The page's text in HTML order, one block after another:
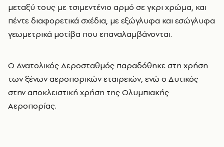
μεταξύ τους με τσιμεντένιο αρμό σε γκρι χρώμα, και
πέντε διαφορετικά σχέδια, με εξώγλυφα και εσώγλυφα
γεωμετρικά μοτίβα που επαναλαμβάνονται.
Ο Ανατολικός Αεροσταθμός παραδόθηκε στη χρήση
των ξένων αεροπορικών εταιρειών, ενώ ο Δυτικός
στην αποκλειστική χρήση της Ολυμπιακής
Αεροπορίας.